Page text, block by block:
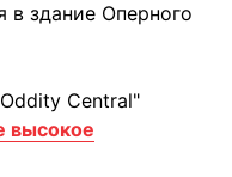
в здание Оперного
Central"
высокое